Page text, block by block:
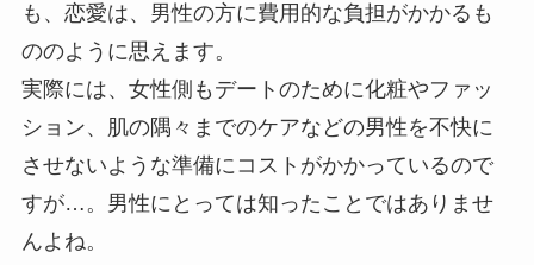
も、恋愛は、男性の方に費用的な負担がかかるも
ののように思えます。
実際には、女性側もデートのために化粧やファッ
ション、肌の隅々までのケアなどの男性を不快に
させないような準備にコストがかかっているので
すが…。男性にとっては知ったことではありませ
んよね。